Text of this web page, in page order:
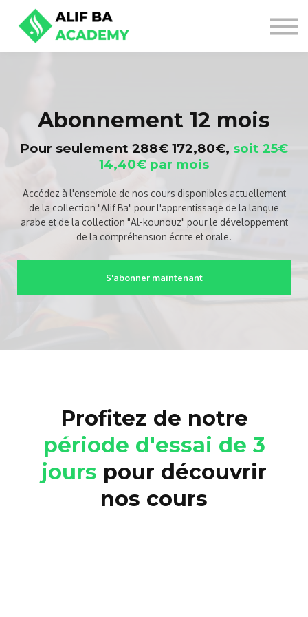
NOS OFFRES
SE CONNECTER
S'INSCRIRE
Abonnement 12 mois
Pour seulement 288€ 172,80€, soit 25€
14,40€ par mois
Accédez à l'ensemble de nos cours disponibles actuellement
de la collection "Alif Ba" pour l'apprentissage de la langue
arabe et de la collection "Al-kounouz" pour le développement
de la compréhension écrite et orale.
S'abonner maintenant
Profitez de notre
période d'essai de 3
jours pour découvrir
nos cours